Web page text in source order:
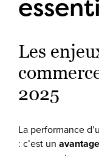
Les
2025
La performance
: c’est un